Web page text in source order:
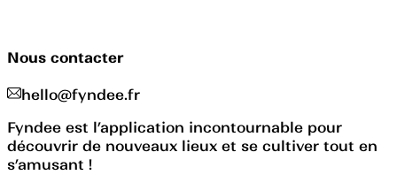
Nous contacter
hello@fyndee.fr
Fyndee est l’application incontournable pour
découvrir de nouveaux lieux et se cultiver tout en
s’amusant !